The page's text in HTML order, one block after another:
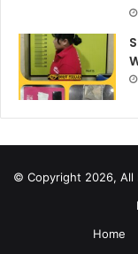
© Copyright 2026, All
Home